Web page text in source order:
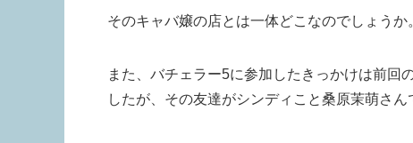
そのキャバ嬢の店とは一体どこなのでしょうか
また、バチェラー5に参加したきっかけは前回
したが、その友達がシンディこと桑原茉萌さん